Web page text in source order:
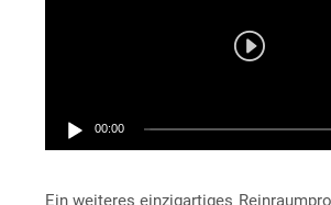
00:00
Ein weiteres einzigartiges